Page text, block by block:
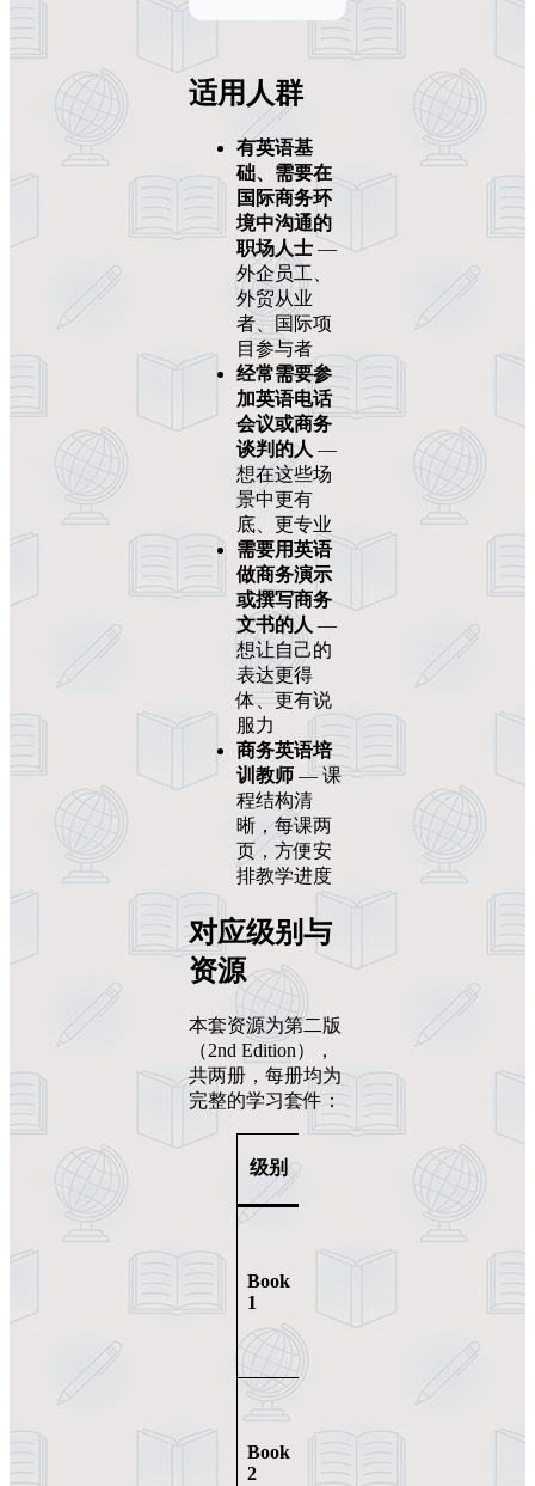
适用人群
有英语基
础、需要在
国际商务环
境中沟通的
职场人士 —
外企员工、
外贸从业
者、国际项
目参与者
经常需要参
加英语电话
会议或商务
谈判的人 —
想在这些场
景中更有
底、更专业
需要用英语
做商务演示
或撰写商务
文书的人 —
想让自己的
表达更得
体、更有说
服力
商务英语培
训教师 — 课
程结构清
晰，每课两
页，方便安
排教学进度
对应级别与
资源
本套资源为第二版
（2nd Edition），
共两册，每册均为
完整的学习套件：
级别
Book
1
础
学生用
（MP3）
Book
2
务
套音频